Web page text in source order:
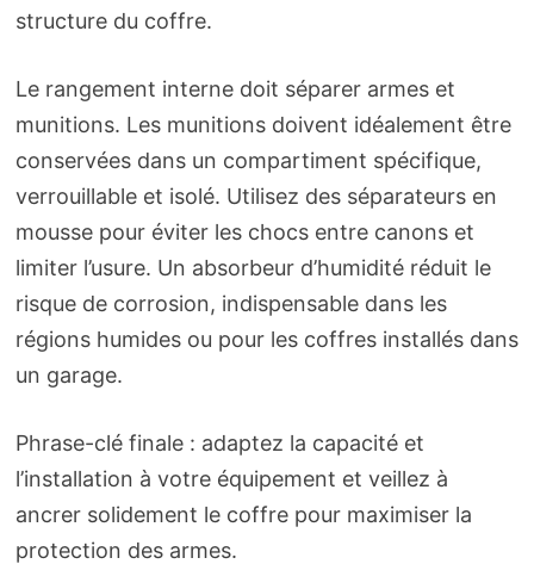
structure du coffre.
Le rangement interne doit séparer armes et
munitions. Les munitions doivent idéalement être
conservées dans un compartiment spécifique,
verrouillable et isolé. Utilisez des séparateurs en
mousse pour éviter les chocs entre canons et
limiter l’usure. Un absorbeur d’humidité réduit le
risque de corrosion, indispensable dans les
régions humides ou pour les coffres installés dans
un garage.
Phrase-clé finale : adaptez la capacité et
l’installation à votre équipement et veillez à
ancrer solidement le coffre pour maximiser la
protection des armes.